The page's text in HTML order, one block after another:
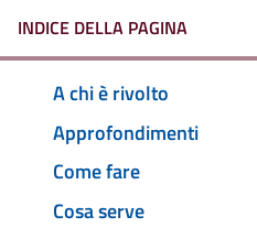
INDICE DELLA PAGINA
A chi è rivolto
Approfondimenti
Come fare
Cosa serve